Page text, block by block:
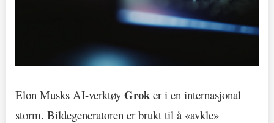
Elon Musks AI-verktøy Grok er i en internasjonal
storm. Bildegeneratoren er brukt til å «avkle»